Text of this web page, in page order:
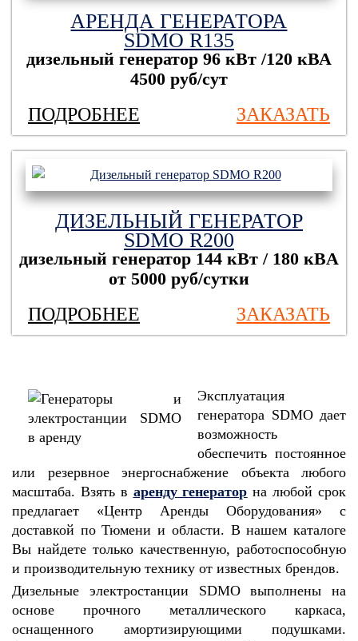
АРЕНДА ГЕНЕРАТОРА
SDMO R135
дизельный генератор 96 кВт /120 кВА
4500 руб/сут
ПОДРОБНЕЕ ЗАКАЗАТЬ
ДИЗЕЛЬНЫЙ ГЕНЕРАТОР
SDMO R200
дизельный генератор 144 кВт / 180 кBА
от 5000 руб/сутки
ПОДРОБНЕЕ ЗАКАЗАТЬ
Эксплуатация
генератора SDMO дает
возможность
обеспечить постоянное
или резервное энергоснабжение объекта любого
масштаба. Взять в аренду генератор на любой срок
предлагает «Центр Аренды Оборудования» с
доставкой по Тюмени и области. В нашем каталоге
Вы найдете только качественную, работоспособную
и производительную технику от известных брендов.
Дизельные электростанции SDMO выполнены на
основе прочного металлического каркаса,
оснащенного амортизирующими подушками.